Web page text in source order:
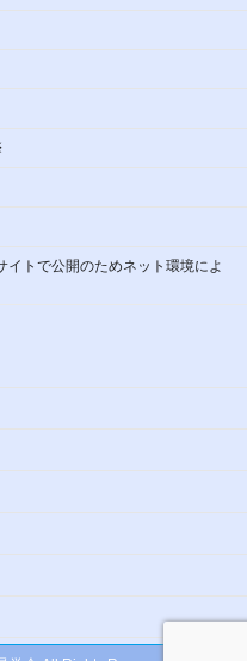
トで公開のためネット環境によ